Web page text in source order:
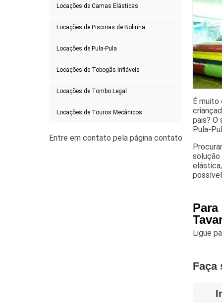
Locações de Camas Elásticas
Locações de Piscinas de Bolinha
Locações de Pula-Pula
Locações de Tobogãs Infláveis
Locações de Tombo Legal
Locações de Touros Mecânicos
É
pais? O
Pula-
Ligue
Faça